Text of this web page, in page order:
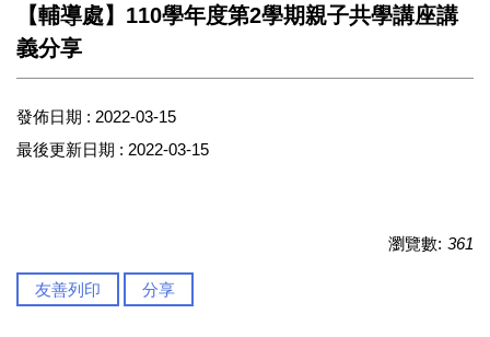
【輔導處】110學年度第2學期親子共學講座講
義分享
發佈日期 : 2022-03-15
最後更新日期 : 2022-03-15
瀏覽數: 361
友善列印 分享